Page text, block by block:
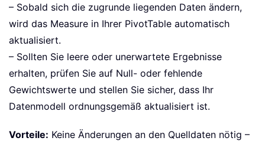
– Sobald sich die zugrunde liegenden Daten ändern,
wird das Measure in Ihrer PivotTable automatisch
aktualisiert.
– Sollten Sie leere oder unerwartete Ergebnisse
erhalten, prüfen Sie auf Null- oder fehlende
Gewichtswerte und stellen Sie sicher, dass Ihr
Datenmodell ordnungsgemäß aktualisiert ist.
Vorteile: Keine Änderungen an den Quelldaten nötig –